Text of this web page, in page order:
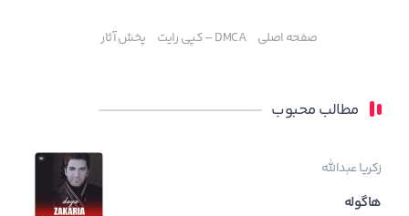
صفحه اصلی DMCA – کپی رایت پخش آثار
مطالب محبوب
زکریا عبدالله
هاگوله